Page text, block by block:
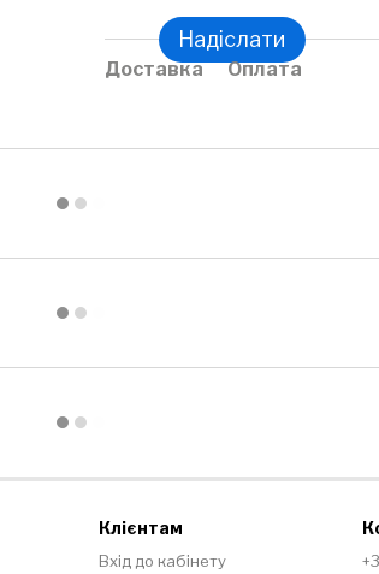
Надіслати
Доставка Оплата
Клієнтам
Вхід до кабінету